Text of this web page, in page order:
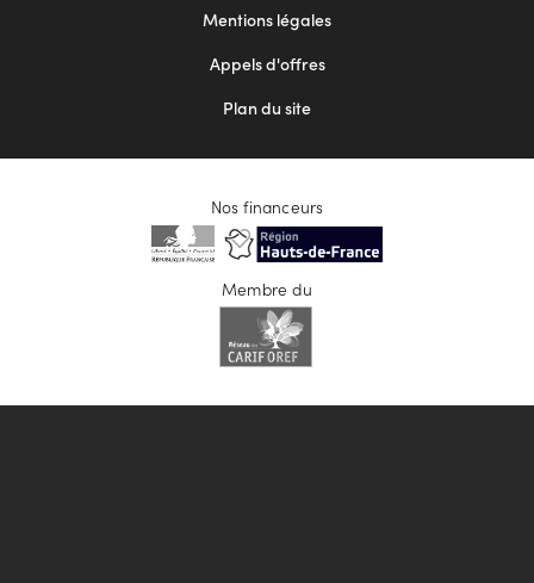
Mentions légales
Appels d'offres
Plan du site
Nos financeurs
Membre du